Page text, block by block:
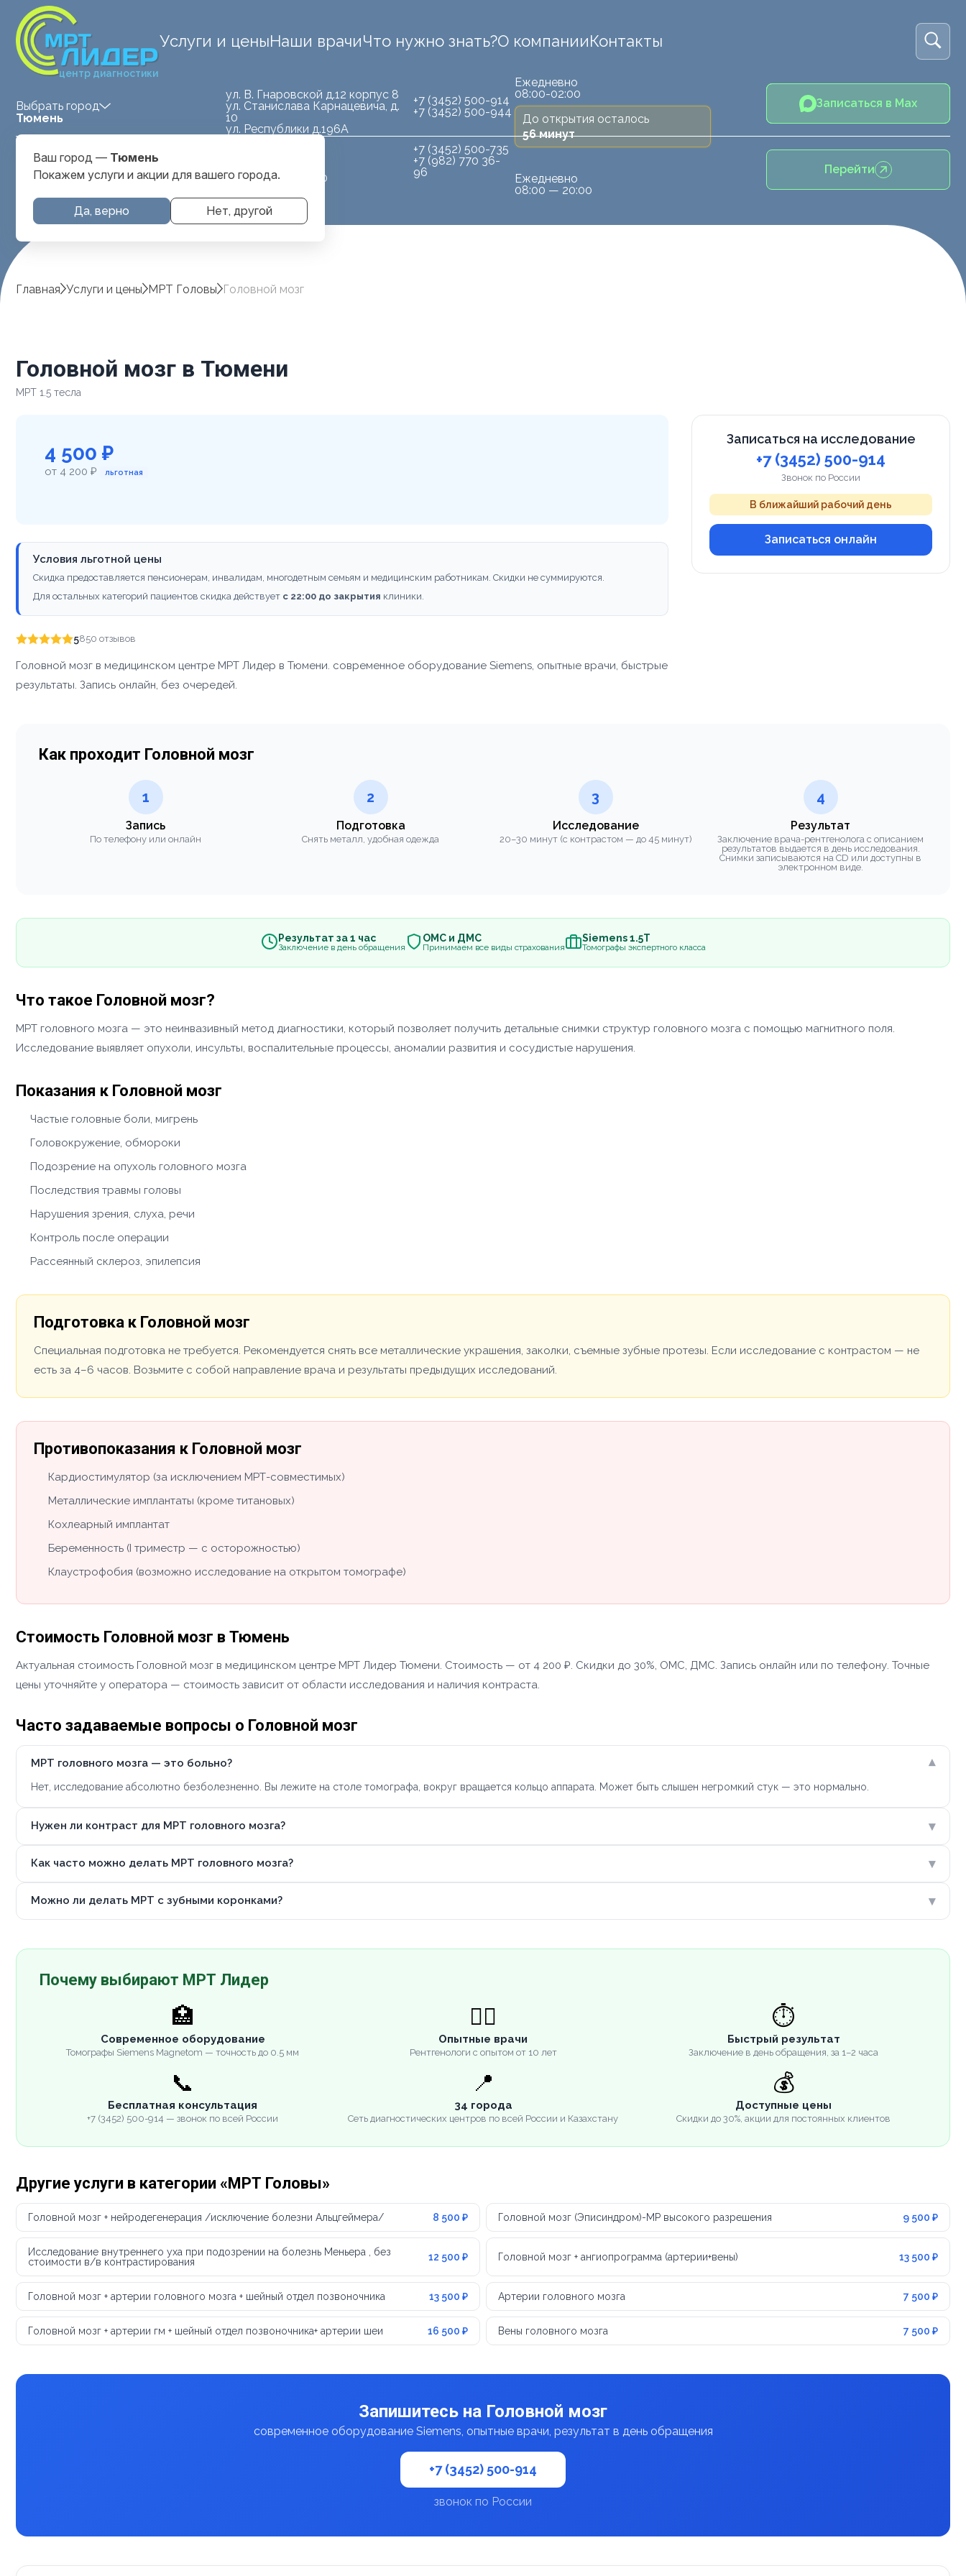
центр диагностики
Услуги и ценыНаши врачиЧто нужно знать?О компанииКонтакты
Выбрать город
Тюмень
Medland — детская клиника
Тюмень
ул. В. Гнаровской д.12 корпус 8
ул. Станислава Карнацевича, д.
10
ул. Республики д.196А
Карнацевича, д. 10
+7 (3452) 500-914
+7 (3452) 500-944
+7 (3452) 500-735
+7 (982) 770 36-
96
Ежедневно
08:00-02:00
До открытия осталось
56 минут
Ежедневно
08:00 — 20:00
Записаться в Max
Перейти
Ваш город — Тюмень
Покажем услуги и акции для вашего города.
Да, верно Нет, другой
Главная Услуги и цены МРТ Головы Головной мозг
Головной мозг в Тюмени
МРТ 1.5 тесла
4 500 ₽
от 4 200 ₽ льготная
Условия льготной цены
Скидка предоставляется пенсионерам, инвалидам, многодетным семьям и медицинским работникам. Скидки не суммируются.
Для остальных категорий пациентов скидка действует с 22:00 до закрытия клиники.
5850 отзывов
Головной мозг в медицинском центре МРТ Лидер в Тюмени. современное оборудование Siemens, опытные врачи, быстрые
результаты. Запись онлайн, без очередей.
Записаться на исследование
+7 (3452) 500-914
Звонок по России
В ближайший рабочий день
Записаться онлайн
Как проходит Головной мозг
1
Запись
По телефону или онлайн
2
Подготовка
Снять металл, удобная одежда
3
Исследование
20–30 минут (с контрастом — до 45 минут)
4
Результат
Заключение врача-рентгенолога с описанием
результатов выдается в день исследования.
Снимки записываются на CD или доступны в
электронном виде.
Результат за 1 час
Заключение в день обращения
ОМС и ДМС
Принимаем все виды страхования
Siemens 1.5Т
Томографы экспертного класса
Что такое Головной мозг?
МРТ головного мозга — это неинвазивный метод диагностики, который позволяет получить детальные снимки структур головного мозга с помощью магнитного поля.
Исследование выявляет опухоли, инсульты, воспалительные процессы, аномалии развития и сосудистые нарушения.
Показания к Головной мозг
Частые головные боли, мигрень
Головокружение, обмороки
Подозрение на опухоль головного мозга
Последствия травмы головы
Нарушения зрения, слуха, речи
Контроль после операции
Рассеянный склероз, эпилепсия
Подготовка к Головной мозг
Специальная подготовка не требуется. Рекомендуется снять все металлические украшения, заколки, съемные зубные протезы. Если исследование с контрастом — не
есть за 4–6 часов. Возьмите с собой направление врача и результаты предыдущих исследований.
Противопоказания к Головной мозг
Кардиостимулятор (за исключением МРТ-совместимых)
Металлические имплантаты (кроме титановых)
Кохлеарный имплантат
Беременность (I триместр — с осторожностью)
Клаустрофобия (возможно исследование на открытом томографе)
Стоимость Головной мозг в Тюмень
Актуальная стоимость Головной мозг в медицинском центре МРТ Лидер Тюмени. Стоимость — от 4 200 ₽. Скидки до 30%, ОМС, ДМС. Запись онлайн или по телефону. Точные
цены уточняйте у оператора — стоимость зависит от области исследования и наличия контраста.
Часто задаваемые вопросы о Головной мозг
МРТ головного мозга — это больно? ▾
Нет, исследование абсолютно безболезненно. Вы лежите на столе томографа, вокруг вращается кольцо аппарата. Может быть слышен негромкий стук — это нормально.
Нужен ли контраст для МРТ головного мозга? ▾
Как часто можно делать МРТ головного мозга? ▾
Можно ли делать МРТ с зубными коронками? ▾
Почему выбирают МРТ Лидер
🏥
Современное оборудование
Томографы Siemens Magnetom — точность до 0.5 мм
👨‍⚕️
Опытные врачи
Рентгенологи с опытом от 10 лет
⏱️
Быстрый результат
Заключение в день обращения, за 1–2 часа
📞
Бесплатная консультация
+7 (3452) 500-914 — звонок по всей России
📍
34 города
Сеть диагностических центров по всей России и Казахстану
💰
Доступные цены
Скидки до 30%, акции для постоянных клиентов
Другие услуги в категории «МРТ Головы»
Головной мозг + нейродегенерация /исключение болезни Альцгеймера/ 8 500 ₽ Головной мозг (Эписиндром)-МР высокого разрешения 9 500 ₽
Исследование внутреннего уха при подозрении на болезнь Меньера , без
стоимости в/в контрастирования
12 500 ₽ Головной мозг + ангиопрограмма (артерии+вены) 13 500 ₽
Головной мозг + артерии головного мозга + шейный отдел позвоночника 13 500 ₽ Артерии головного мозга 7 500 ₽
Головной мозг + артерии гм + шейный отдел позвоночника+ артерии шеи 16 500 ₽ Вены головного мозга 7 500 ₽
Запишитесь на Головной мозг
современное оборудование Siemens, опытные врачи, результат в день обращения
+7 (3452) 500-914
звонок по России